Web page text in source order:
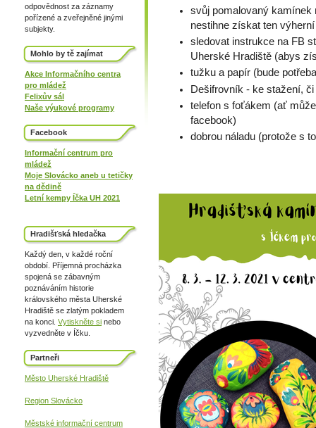
odpovědnost za záznamy
pořízené a zveřejněné jinými
subjekty.
Mohlo by tě zajímat
Akce Informačního centra
pro mládež
Felixův sál
Naše výukové programy
Facebook
Informační centrum pro
mládež
Moje Slovácko aneb u tetičky
na dědině
Letní kempy Íčka UH 2021
Hradišťská hledačka
Každý den, v každé roční
období. Příjemná procházka
spojená se zábavným
poznáváním historie
královského města Uherské
Hradiště se zlatým pokladem
na konci. Vytiskněte si nebo
vyzvedněte v Íčku.
Partneři
Město Uherské Hradiště
Region Slovácko
Městské informační centrum
svůj pomalovaný kamínek
nestihne získat ten výherní
sledovat instrukce na FB
Uherské Hradiště (abys
tužku a papír (bude
Dešifrovník - ke stažení,
telefon s foťákem (ať
facebook)
dobrou náladu (protože s